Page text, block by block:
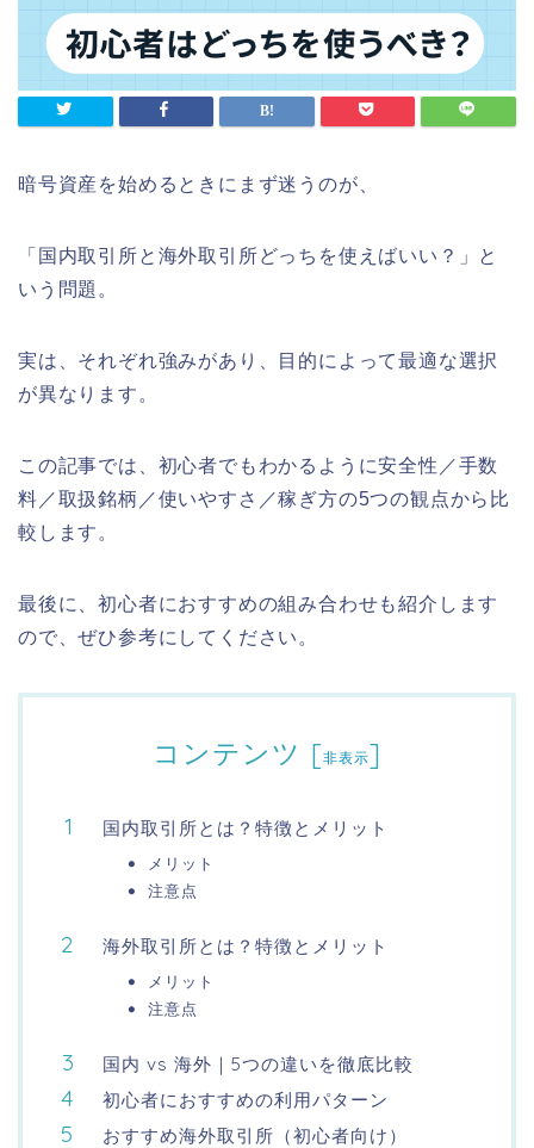
暗号資産を始めるときにまず迷うのが、
「国内取引所と海外取引所どっちを使えばいい？」と
いう問題。
実は、それぞれ強みがあり、
目的によって最適な選択
が異なります。
この記事では、初心者でもわかるように安全性／手数
料／取扱銘柄／使いやすさ／稼ぎ方の5つの観点から比
較します。
最後に、初心者におすすめの組み合わせも紹介します
ので、ぜひ参考にしてください。
コンテンツ [非表示]
国内取引所とは？特徴とメリット
メリット
注意点
海外取引所とは？特徴とメリット
メリット
注意点
国内 vs 海外｜5つの違いを徹底比較
初心者におすすめの利用パターン
おすすめ海外取引所（初心者向け）